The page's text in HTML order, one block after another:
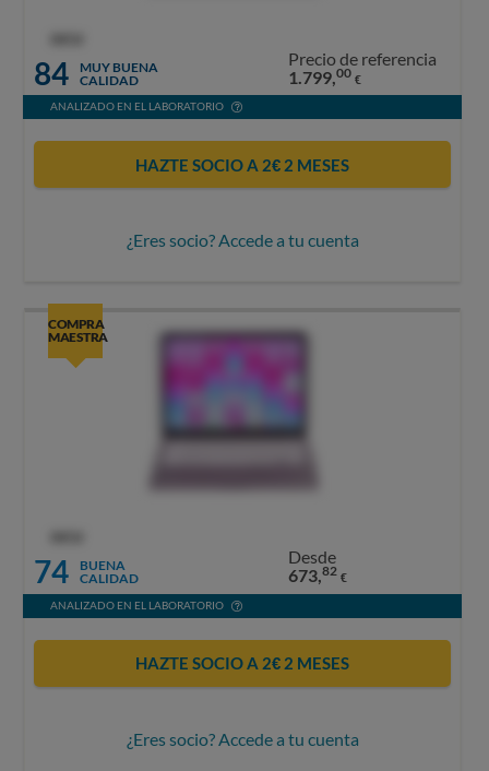
84
MUY BUENA
CALIDAD
Precio de referencia
1.799,00 €
ANALIZADO EN EL LABORATORIO
HAZTE SOCIO A 2€ 2 MESES
¿Eres socio? Accede a tu cuenta
COMPRA
MAESTRA
74
BUENA
CALIDAD
Desde
673,82 €
ANALIZADO EN EL LABORATORIO
HAZTE SOCIO A 2€ 2 MESES
¿Eres socio? Accede a tu cuenta